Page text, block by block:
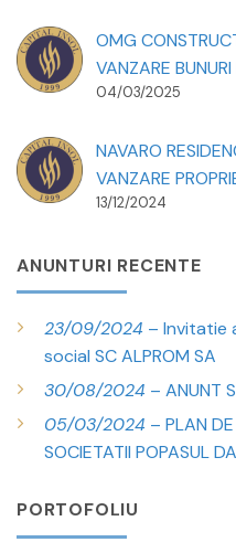
OMG
VANZARE
04/03/2025
NAVARO
VANZARE
13/12/2024
ANUNTURI RECENTE
23/09/2024 – Invitatie
social SC ALPROM SA
30/08/2024 – ANUNT
05/03/2024 – PLAN
SOCIETATII POPASUL
PORTOFOLIU